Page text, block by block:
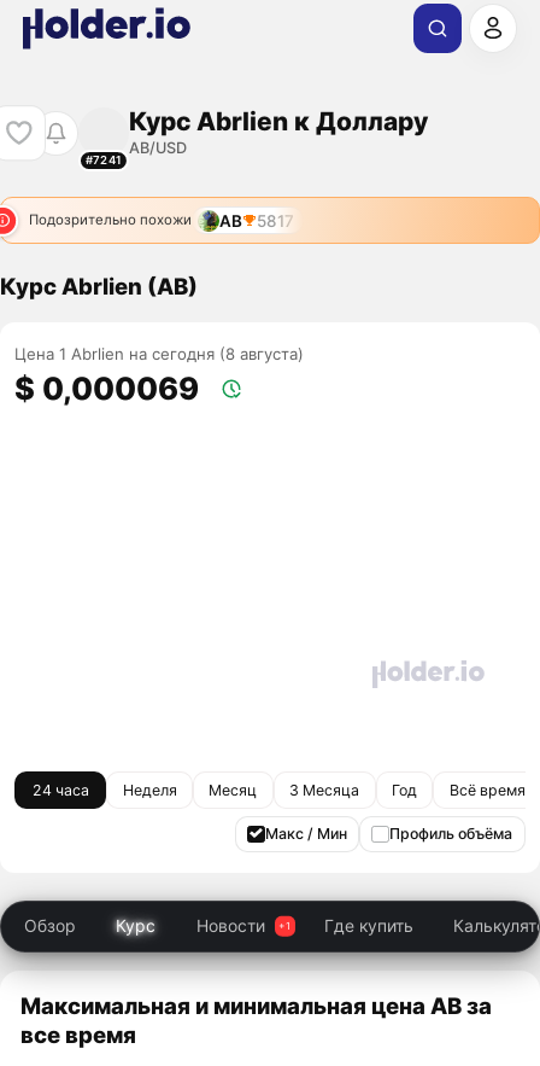
#7241
Курс Abrlien к Доллару
AB/USD
Подозрительно похожи AB 5817
Курс Abrlien (AB)
Цена 1 Abrlien на сегодня (8 августа)
$ 0,000069
24 часа Неделя Месяц 3 Месяца Год Всё время
Макс / Мин Профиль объёма
Обзор Курс Новости Где купить
Максимальная и минимальная цена AB за
все время